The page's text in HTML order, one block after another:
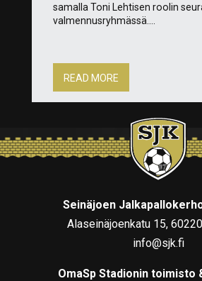
samalla Toni Lehtisen roolin
valmennusryhmässä....
READ MORE
Seinäjoen
Alaseinäjoenkatu 15,
info@sjk.fi
OmaSp Stadionin toimisto